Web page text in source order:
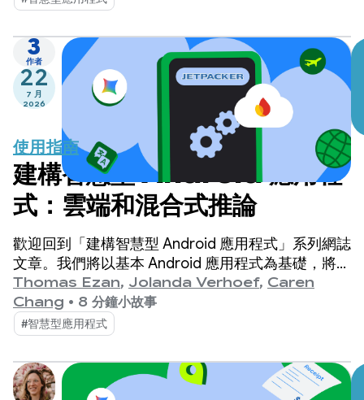
使用的示範應用程式。
3
作者
22
7 月
2026
使用指南
建構智慧型 Android 應用程
式：雲端和混合式推論
歡迎回到「建構智慧型 Android 應用程式」系列網誌
文章。我們將以基本 Android 應用程式為基礎，將其
轉換為個人化、智慧型和代理式體驗。
Thomas Ezan, Jolanda Verhoef, Caren
Chang • 8 分鐘小故事
#智慧型應用程式